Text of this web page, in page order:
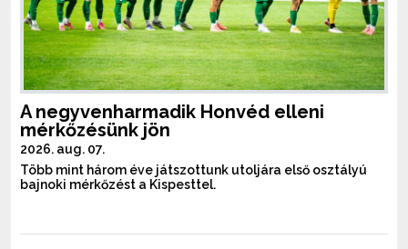
A negyvenharmadik Honvéd elleni
mérkőzésünk jön
2026. aug. 07.
Több mint három éve játszottunk utoljára első osztályú
bajnoki mérkőzést a Kispesttel.